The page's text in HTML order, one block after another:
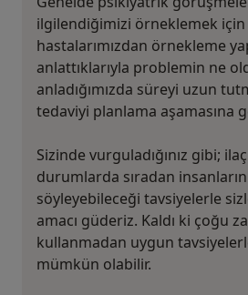
ilgilendiğimizi örneklemek için
hastalarımızdan örnekleme
anlattıklarıyla problemin ne
anladığımızda süreyi uzun
tedaviyi planlama aşamasına
Sizinde vurguladığınız gibi;
durumlarda sıradan
söyleyebileceği tavsiyelerle
amacı güderiz. Kaldı ki çoğu
kullanmadan uygun
mümkün olabilir.